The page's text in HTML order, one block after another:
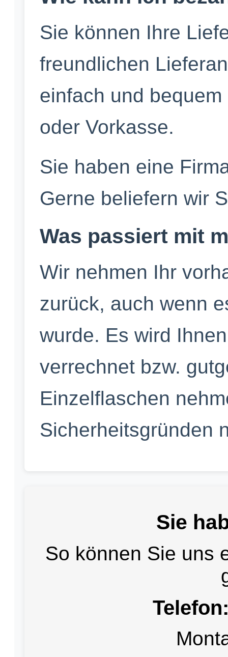
Sie können Ihre
freundlichen
einfach und
oder Vorkasse.
Sie haben eine
Gerne beliefern wir
Was passiert mit
Wir nehmen Ihr
zurück, auch wenn
wurde. Es wird
verrechnet bzw.
Einzelflaschen
Sicherheitsgründen
Sie
So können Sie uns